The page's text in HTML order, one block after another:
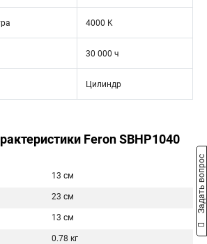
4000 K
30 000 ч
Цилиндр
Feron SBHP1040
13 см
23 см
13 см
0.78 кг
Задать вопрос